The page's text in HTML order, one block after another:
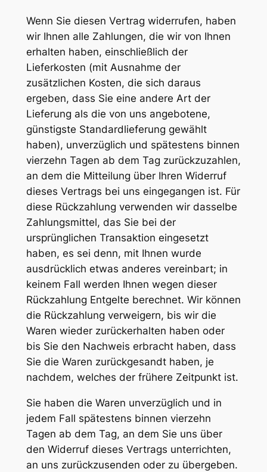
Wenn Sie diesen Vertrag widerrufen, haben
wir Ihnen alle Zahlungen, die wir von Ihnen
erhalten haben, einschließlich der
Lieferkosten (mit Ausnahme der
zusätzlichen Kosten, die sich daraus
ergeben, dass Sie eine andere Art der
Lieferung als die von uns angebotene,
günstigste Standardlieferung gewählt
haben), unverzüglich und spätestens binnen
vierzehn Tagen ab dem Tag zurückzuzahlen,
an dem die Mitteilung über Ihren Widerruf
dieses Vertrags bei uns eingegangen ist. Für
diese Rückzahlung verwenden wir dasselbe
Zahlungsmittel, das Sie bei der
ursprünglichen Transaktion eingesetzt
haben, es sei denn, mit Ihnen wurde
ausdrücklich etwas anderes vereinbart; in
keinem Fall werden Ihnen wegen dieser
Rückzahlung Entgelte berechnet. Wir können
die Rückzahlung verweigern, bis wir die
Waren wieder zurückerhalten haben oder
bis Sie den Nachweis erbracht haben, dass
Sie die Waren zurückgesandt haben, je
nachdem, welches der frühere Zeitpunkt ist.
Sie haben die Waren unverzüglich und in
jedem Fall spätestens binnen vierzehn
Tagen ab dem Tag, an dem Sie uns über
den Widerruf dieses Vertrags unterrichten,
an uns zurückzusenden oder zu übergeben.